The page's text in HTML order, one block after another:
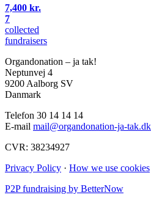
7,400 kr.
7
collected
fundraisers
Organdonation – ja tak!
Neptunvej 4
9200 Aalborg SV
Danmark
Telefon 30 14 14 14
E-mail mail@organdonation-ja-tak.dk
CVR: 38234927
Privacy Policy · How we use cookies
P2P fundraising by BetterNow